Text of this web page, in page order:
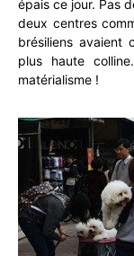
épais ce jour. Pas
deux centres
brésiliens avaient
plus haute
matérialisme !